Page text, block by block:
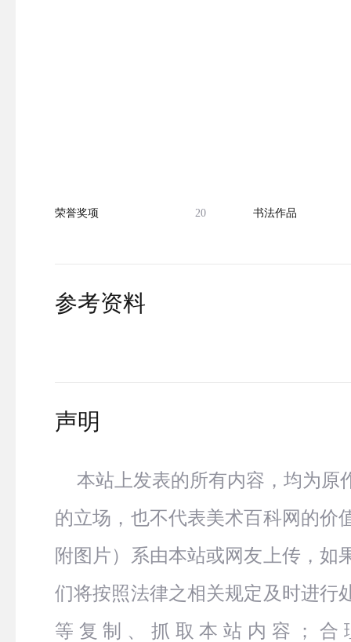
荣誉奖项 20 书法作品
参考资料
声明
本站上发表的所有内容，均为原
的立场，也不代表美术百科网的价
附图片）系由本站或网友上传，如
们将按照法律之相关规定及时进行
等复制、抓取本站内容；